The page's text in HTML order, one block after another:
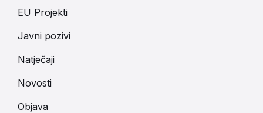
EU Projekti
Javni pozivi
Natječaji
Novosti
Objava